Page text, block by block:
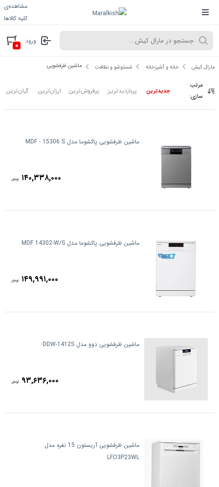
مشاهده‌ی
کلیه کالاها
ورود ۰
مارال کیش خانه و آشپزخانه شستوشو و نظافت ماشین ظرفشویی
مرتب
سازی:
جدیدترین پربازدیدترین پرفروش‌ترین ارزان‌ترین گران‌ترین
ماشین ظرفشویی پاکشوما مدل MDF - 15306 S
۱۴۰,۳۳۸,۰۰۰ تومان
ماشین ظرفشویی پاکشوما مدل MDF 14302-W/S
۱۴۹,۹۹۱,۰۰۰ تومان
ماشین ظرفشویی دوو مدل DDW-1412S
۹۳,۶۳۶,۰۰۰ تومان
ماشین ظرفشویی آریستون 15 نفره مدل
LFO3P23WL